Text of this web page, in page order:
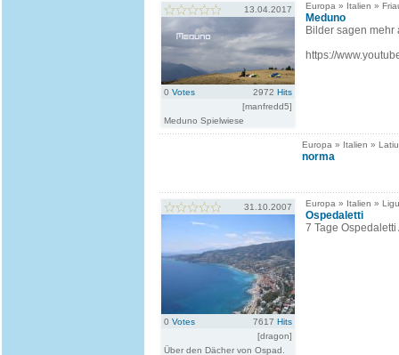
13.04.2017
0 Votes 2972 Hits
[manfredd5]
Meduno Spielwiese
Europa » Italien »
Meduno
Bilder sagen mehr
https://
Europa » Italien »
norma
31.10.2007
0 Votes 7617 Hits
[dragon]
Über den Dächer von Ospad.
Europa » Italien »
Ospedaletti
7 Tage